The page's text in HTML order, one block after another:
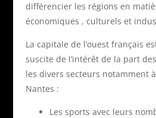
différencier les régions en
économiques , culturels et
La capitale de l’ouest français
suscite de l’intérêt de la part
les divers secteurs notamment
Nantes :
Les sports avec leurs